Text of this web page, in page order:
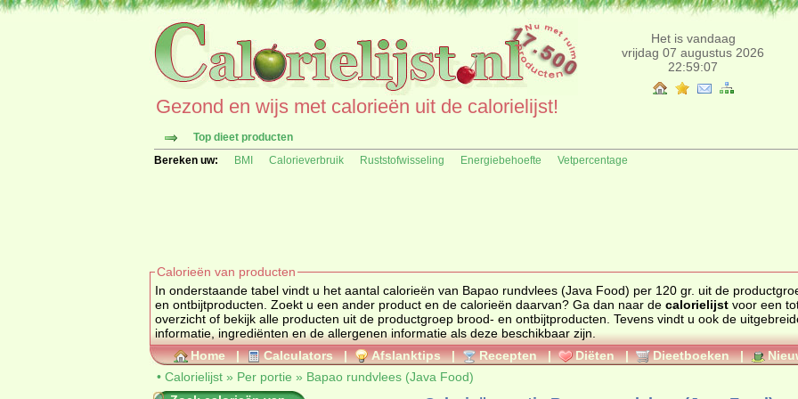
Het is vandaag
vrijdag 07 augustus 2026
22:59:07
Gezond en wijs met calorieën uit de calorielijst!
Top dieet producten
Bereken uw:
BMI Calorieverbruik Ruststofwisseling Energiebehoefte Vetpercentage
Calorieën van producten
In onderstaande tabel vindt u het aantal calorieën van Bapao rundvlees (Java Food) per 120 gr. uit de productgroep brood-
en ontbijtproducten. Zoekt u een ander product en de calorieën daarvan? Ga dan naar de calorielijst voor een totaal
overzicht of bekijk alle producten uit de productgroep brood- en ontbijtproducten
informatie, ingrediënten en de allergenen informatie als deze beschikbaar zijn.
Home | Calculators | Afslanktips | Recepten | Diëten | Dieetboeken |
• Calorielijst » Per portie » Bapao rundvlees (Java Food)